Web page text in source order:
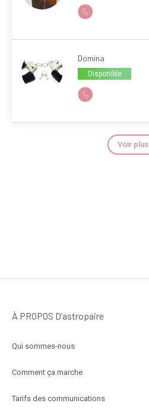
Domina
Disponible
Voir plus
À PROPOS D’astropaire
Qui sommes-nous
Comment ça marche
Tarifs des communications